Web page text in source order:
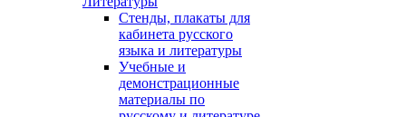
Стенды, плакаты для
кабинета русского
языка и литературы
Учебные и
демонстрационные
материалы по